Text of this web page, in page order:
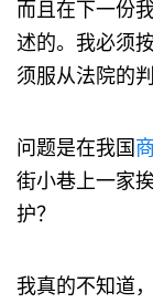
而且在下一份
述的。我必须
须服从法院的判
问题是在我国
街小巷上一家
护？
我真的不知道